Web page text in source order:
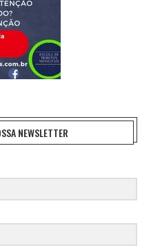
NEWSLETTER